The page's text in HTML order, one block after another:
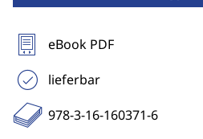
eBook PDF
lieferbar
978-3-16-160371-6